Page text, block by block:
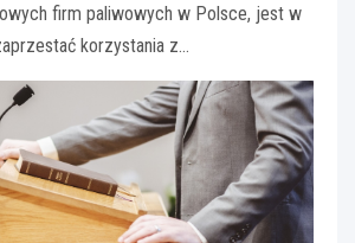
firm paliwowych w Polsce, jest w
korzystania z…